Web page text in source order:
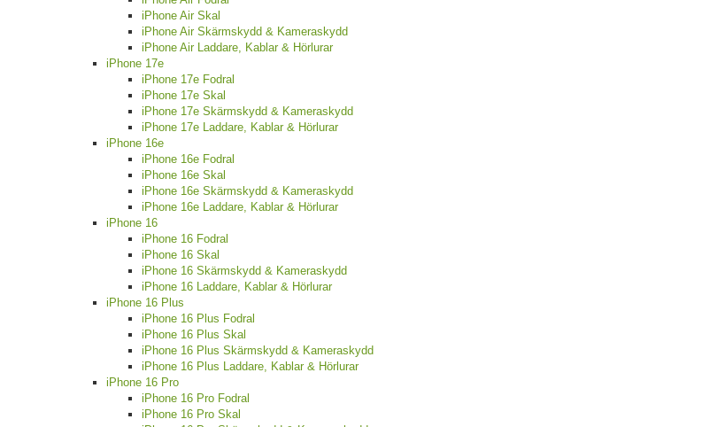
iPhone Air Skal
iPhone Air Skärmskydd & Kameraskydd
iPhone Air Laddare, Kablar & Hörlurar
iPhone 17e
iPhone 17e Fodral
iPhone 17e Skal
iPhone 17e Skärmskydd & Kameraskydd
iPhone 17e Laddare, Kablar & Hörlurar
iPhone 16e
iPhone 16e Fodral
iPhone 16e Skal
iPhone 16e Skärmskydd & Kameraskydd
iPhone 16e Laddare, Kablar & Hörlurar
iPhone 16
iPhone 16 Fodral
iPhone 16 Skal
iPhone 16 Skärmskydd & Kameraskydd
iPhone 16 Laddare, Kablar & Hörlurar
iPhone 16 Plus
iPhone 16 Plus Fodral
iPhone 16 Plus Skal
iPhone 16 Plus Skärmskydd & Kameraskydd
iPhone 16 Plus Laddare, Kablar & Hörlurar
iPhone 16 Pro
iPhone 16 Pro Fodral
iPhone 16 Pro Skal